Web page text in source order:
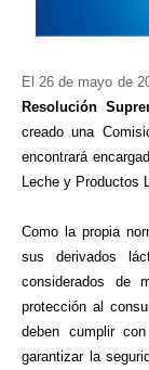
El 26 de mayo de
Resolución
creado una
encontrará
Leche y Productos
Como la propia
sus derivados
considerados de
protección al
deben cumplir
garantizar la